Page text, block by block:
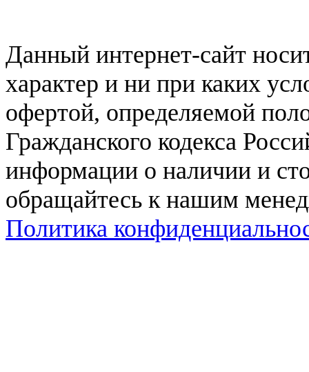
Данный интернет-сайт
характер и ни при каких
офертой, определяемой
Гражданского кодекса
информации о наличии и
обращайтесь к нашим
Политика